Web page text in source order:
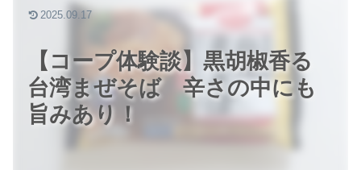
【コープ体験談】黒胡椒香る
台湾まぜそば 辛さの中にも
旨みあり！
2025.09.17